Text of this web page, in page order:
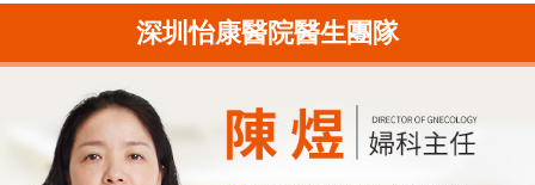
深圳怡康醫院醫生團隊